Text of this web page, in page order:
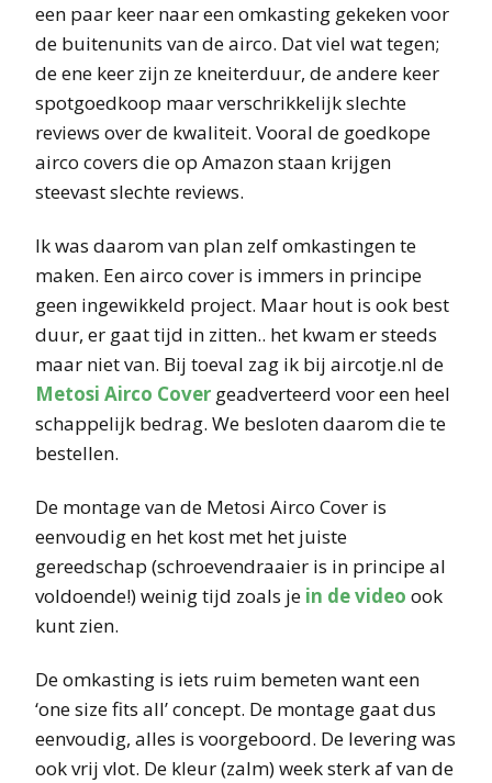
een paar keer naar een omkasting gekeken voor
de buitenunits van de airco. Dat viel wat tegen;
de ene keer zijn ze kneiterduur, de andere keer
spotgoedkoop maar verschrikkelijk slechte
reviews over de kwaliteit. Vooral de goedkope
airco covers die op Amazon staan krijgen
steevast slechte reviews.
Ik was daarom van plan zelf omkastingen te
maken. Een airco cover is immers in principe
geen ingewikkeld project. Maar hout is ook best
duur, er gaat tijd in zitten.. het kwam er steeds
maar niet van. Bij toeval zag ik bij aircotje.nl de
Metosi Airco Cover geadverteerd voor een heel
schappelijk bedrag. We besloten daarom die te
bestellen.
De montage van de Metosi Airco Cover is
eenvoudig en het kost met het juiste
gereedschap (schroevendraaier is in principe al
voldoende!) weinig tijd zoals je in de video ook
kunt zien.
De omkasting is iets ruim bemeten want een
‘one size fits all’ concept. De montage gaat dus
eenvoudig, alles is voorgeboord. De levering was
ook vrij vlot. De kleur (zalm) week sterk af van de